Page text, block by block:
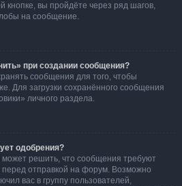
кнопке, вы пройдёте через ряд шагов,
на сообщение.
при создании сообщения?
сообщения для того, чтобы
Для загрузки сохранённого сообщения
личного раздела.
одобрения?
решить, что сообщения требуют
перед отправкой на форум. Возможно
вас в группу пользователей,